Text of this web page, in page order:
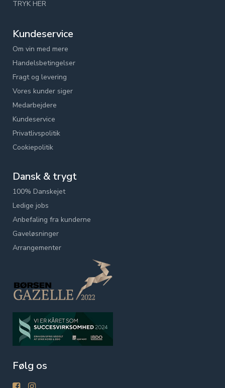
TRYK HER
Kundeservice
Om vin med mere
Handelsbetingelser
Fragt og levering
Vores kunder siger
Medarbejdere
Kundeservice
Privatlivspolitik
Cookiepolitik
Dansk & trygt
100% Danskejet
Ledige jobs
Anbefaling fra kunderne
Gaveløsninger
Arrangementer
Følg os